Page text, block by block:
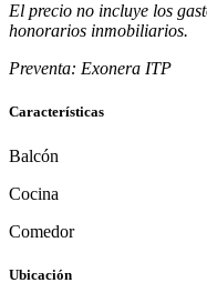
El precio no incluye los
honorarios inmobiliarios.
Preventa: Exonera ITP
Características
Balcón
Cocina
Comedor
Ubicación